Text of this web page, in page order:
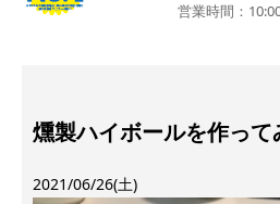
営業時間：
燻製ハイボールを作って
2021/06/26(土)